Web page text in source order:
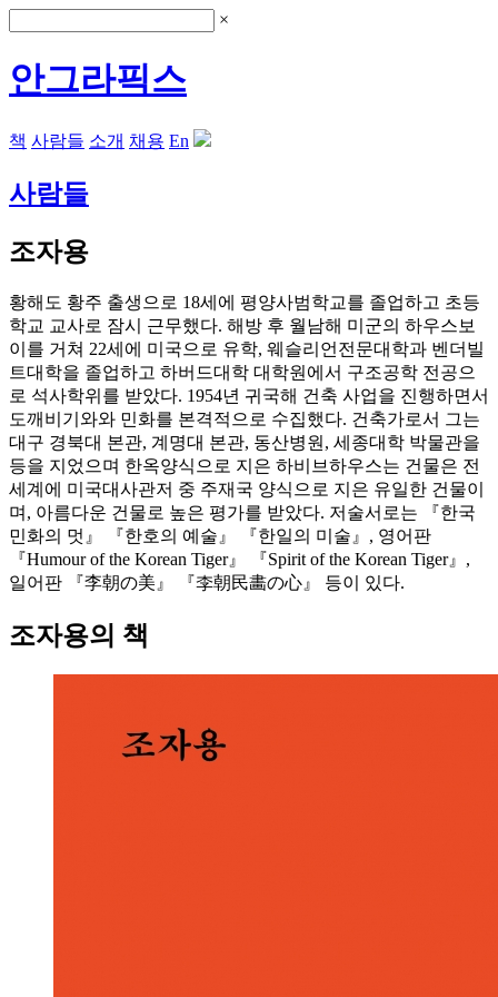
×
안그라픽스
책 사람들 소개 채용 En
사람들
조자용
황해도 황주 출생으로 18세에 평양사범학교를 졸업하고 초등
학교 교사로 잠시 근무했다. 해방 후 월남해 미군의 하우스보
이를 거쳐 22세에 미국으로 유학, 웨슬리언전문대학과 벤더빌
트대학을 졸업하고 하버드대학 대학원에서 구조공학 전공으
로 석사학위를 받았다. 1954년 귀국해 건축 사업을 진행하면서
도깨비기와와 민화를 본격적으로 수집했다. 건축가로서 그는
대구 경북대 본관, 계명대 본관, 동산병원, 세종대학 박물관을
등을 지었으며 한옥양식으로 지은 하비브하우스는 건물은 전
세계에 미국대사관저 중 주재국 양식으로 지은 유일한 건물이
며, 아름다운 건물로 높은 평가를 받았다. 저술서로는 『한국
민화의 멋』 『한호의 예술』 『한일의 미술』, 영어판
『Humour of the Korean Tiger』 『Spirit of the Korean Tiger』,
일어판 『李朝の美』 『李朝民畵の心』 등이 있다.
조자용의 책